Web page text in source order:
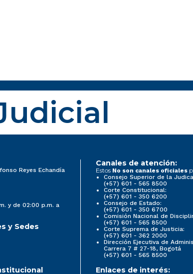
Reyes Echandía
y de 02:00 p.m. a
y Sedes
Canales de atención:
Estos No son canales oficiales
Consejo Superior de la
(+57) 601 - 565 8500
Corte Constitucional:
(+57) 601 - 350 6200
Consejo de Estado:
(+57) 601 - 350 6700
Comisión Nacional de
(+57) 601 - 565 8500
Corte Suprema de Justicia:
(+57) 601 - 362 2000
Dirección Ejecutiva de
Carrera 7 # 27-18, Bogotá
(+57) 601 - 565 8500
Enlaces de interés: